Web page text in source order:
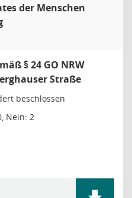
der Menschen
§ 24 GO NRW
Straße
beschlossen
Nein: 2